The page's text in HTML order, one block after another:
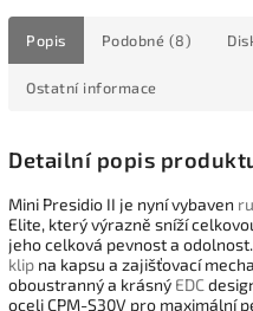
Popis Podobné (8)
Ostatní informace
Detailní popis
Mini Presidio II je nyní vybaven
Elite, který výrazně sníží
jeho celková pevnost a
klip na kapsu a zajišťovací
oboustranný a krásný EDC
oceli CPM-S30V pro maximální